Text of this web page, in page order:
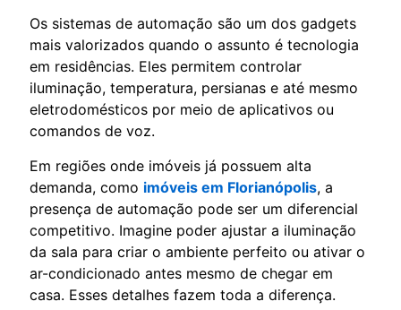
Os sistemas de automação são um dos gadgets
mais valorizados quando o assunto é tecnologia
em residências. Eles permitem controlar
iluminação, temperatura, persianas e até mesmo
eletrodomésticos por meio de aplicativos ou
comandos de voz.
Em regiões onde imóveis já possuem alta
demanda, como imóveis em Florianópolis, a
presença de automação pode ser um diferencial
competitivo. Imagine poder ajustar a iluminação
da sala para criar o ambiente perfeito ou ativar o
ar-condicionado antes mesmo de chegar em
casa. Esses detalhes fazem toda a diferença.